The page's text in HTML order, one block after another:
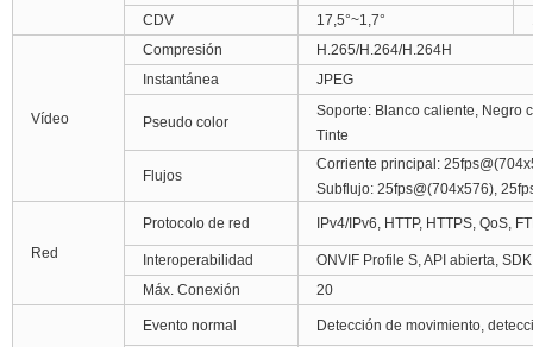
CDV
17,5°~1,7°
Vídeo
Compresión
H.265/H.264/H.264H
Instantánea
JPEG
Pseudo color
Soporte: Blanco caliente, Negro
Tinte
Flujos
Corriente principal:
Subflujo: 25fps@(704x576),
Red
Protocolo de red IPv4/IPv6, HTTP, HTTPS, QoS,
Interoperabilidad
ONVIF Profile S, API abierta, SDK
Máx. Conexión
20
Evento normal Detección de movimiento,